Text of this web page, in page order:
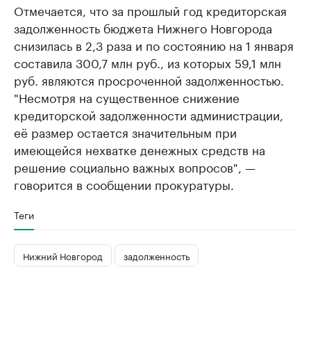
Отмечается, что за прошлый год кредиторская
задолженность бюджета Нижнего Новгорода
снизилась в 2,3 раза и по состоянию на 1 января
составила 300,7 млн руб., из которых 59,1 млн
руб. являются просроченной задолженностью.
"Несмотря на существенное снижение
кредиторской задолженности администрации,
её размер остается значительным при
имеющейся нехватке денежных средств на
решение социально важных вопросов", —
говорится в сообщении прокуратуры.
Теги
Нижний Новгород задолженность